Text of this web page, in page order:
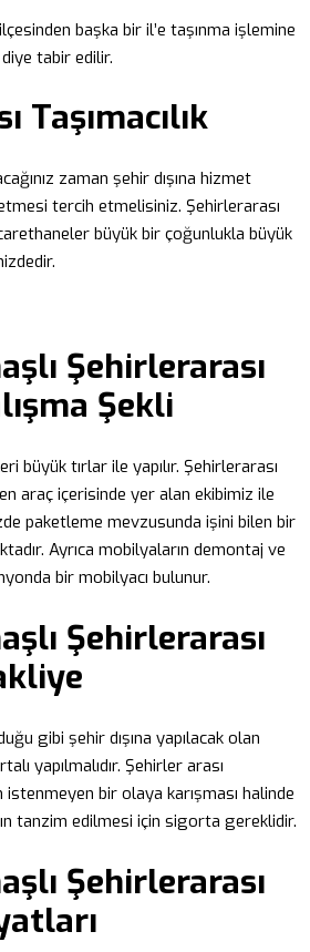
başka bir il’e taşınma işlemine
diye tabir edilir.
Taşımacılık
zaman şehir dışına hizmet
tercih etmelisiniz. Şehirlerarası
büyük bir çoğunlukla büyük
Şehirlerarası
Şekli
büyük tırlar ile yapılır. Şehirlerarası
araç içerisinde yer alan ekibimiz ile
paketleme mevzusunda işini bilen bir
Ayrıca mobilyaların demontaj ve
bir mobilyacı bulunur.
Şehirlerarası
gibi şehir dışına yapılacak olan
yapılmalıdır. Şehirler arası
istenmeyen bir olaya karışması halinde
tanzim edilmesi için sigorta gereklidir.
Şehirlerarası